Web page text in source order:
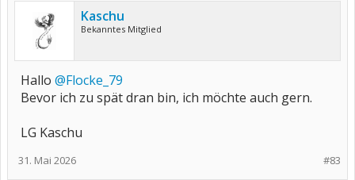
Kaschu
Bekanntes Mitglied
Hallo @Flocke_79
Bevor ich zu spät dran bin, ich möchte auch gern.
LG Kaschu
#83
31. Mai 2026